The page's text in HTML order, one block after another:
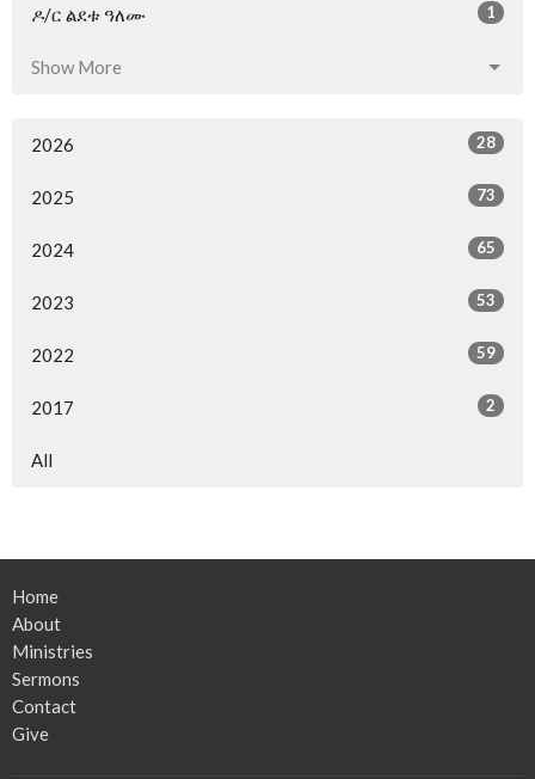
ዶ/ር ልደቱ ዓለሙ 1
Show More
2026 28
2025 73
2024 65
2023 53
2022 59
2017 2
All
Home
About
Ministries
Sermons
Contact
Give